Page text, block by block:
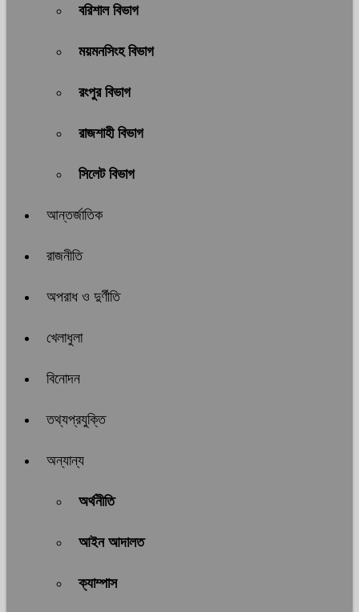
বরিশাল বিভাগ
ময়মনসিংহ বিভাগ
রংপুর বিভাগ
রাজশাহী বিভাগ
সিলেট বিভাগ
আন্তর্জাতিক
রাজনীতি
অপরাধ ও দুর্ণীতি
খেলাধুলা
বিনোদন
তথ্যপ্রযুক্তি
অন্যান্য
অর্থনীতি
আইন আদালত
ক্যাম্পাস